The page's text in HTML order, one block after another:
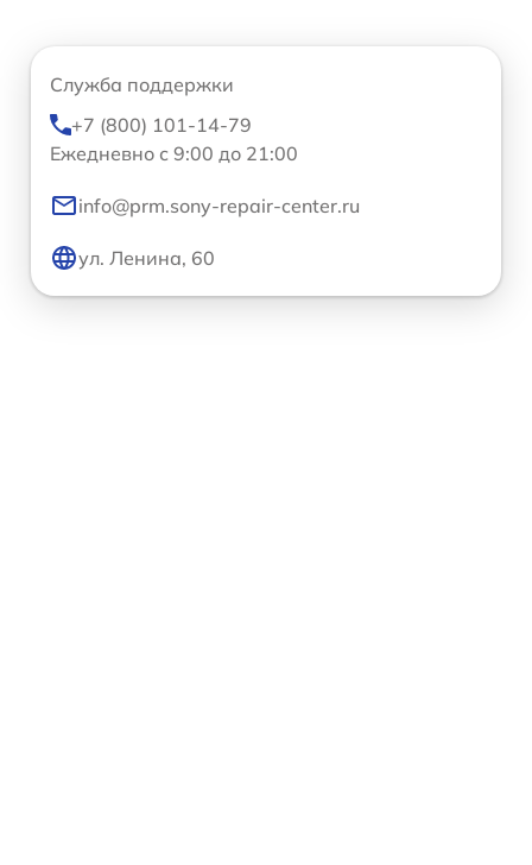
Служба поддержки
+7 (800) 101-14-79
Ежедневно с 9:00 до 21:00
info@prm.sony-repair-center.ru
ул. Ленина, 60